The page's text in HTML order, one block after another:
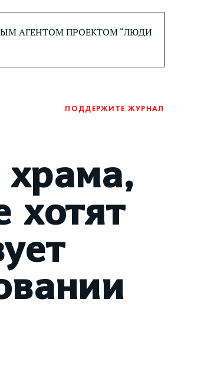
АГЕНТОМ ПРОЕКТОМ “ЛЮДИ
ПОДДЕРЖИТЕ ЖУРНАЛ
храма,
хотят